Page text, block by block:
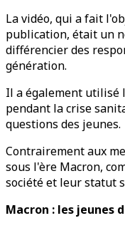
La vidéo, qui a fait
publication, était un
différencier des
génération.
Il a également utilisé
pendant la crise
questions des jeunes.
Contrairement aux
sous l'ère Macron,
société et leur statut
Macron : les jeunes